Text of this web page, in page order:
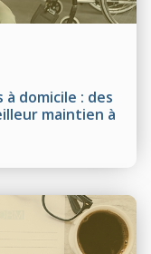
à domicile : des
maintien à